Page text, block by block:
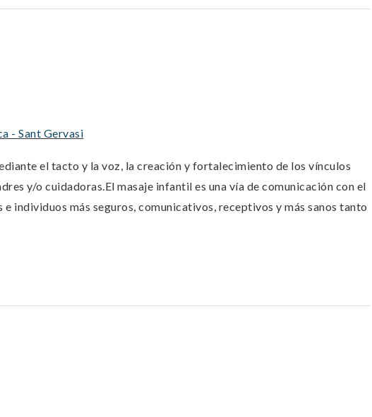
- Sant Gervasi
el tacto y la voz, la creación y fortalecimiento de los vínculos
y/o cuidadoras.El masaje infantil es una vía de comunicación con el
individuos más seguros, comunicativos, receptivos y más sanos tanto